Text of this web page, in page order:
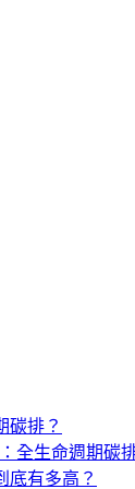
碳排？
全生命週期碳
底有多高？